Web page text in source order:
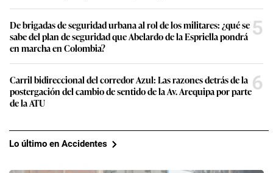
De brigadas de seguridad urbana al rol de los militares: ¿qué se
sabe del plan de seguridad que Abelardo de la Espriella pondrá
en marcha en Colombia?
5
Carril bidireccional del corredor Azul: Las razones detrás de la
postergación del cambio de sentido de la Av. Arequipa por parte
de la ATU
6
Lo último en Accidentes